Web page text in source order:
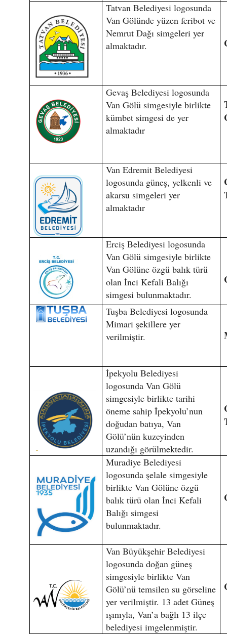
Tatvan Belediyesi logosunda
Van Gölünde yüzen feribot ve
Nemrut Dağı simgeleri yer
almaktadır.
Gevaş Belediyesi logosunda
Van Gölü simgesiyle birlikte
kümbet simgesi de yer
almaktadır
Van Edremit Belediyesi
logosunda güneş, yelkenli ve
akarsu simgeleri yer
almaktadır
Erciş Belediyesi logosunda
Van Gölü simgesiyle birlikte
Van Gölüne özgü balık türü
olan İnci Kefali Balığı
simgesi bulunmaktadır.
Tuşba Belediyesi logosunda
Mimari şekillere yer
verilmiştir.
İpekyolu Belediyesi
logosunda Van Gölü
simgesiyle birlikte tarihi
öneme sahip İpekyolu’nun
doğudan batıya, Van
Gölü’nün kuzeyinden
uzandığı görülmektedir.
Muradiye Belediyesi
logosunda şelale simgesiyle
birlikte Van Gölüne özgü
balık türü olan İnci Kefali
Balığı simgesi
bulunmaktadır.
Van Büyükşehir Belediyesi
logosunda doğan güneş
simgesiyle birlikte Van
Gölü’nü temsilen su görseline
yer verilmiştir. 13 adet Güneş
ışınıyla, Van’a bağlı 13 ilçe
belediyesi imgelenmiştir.